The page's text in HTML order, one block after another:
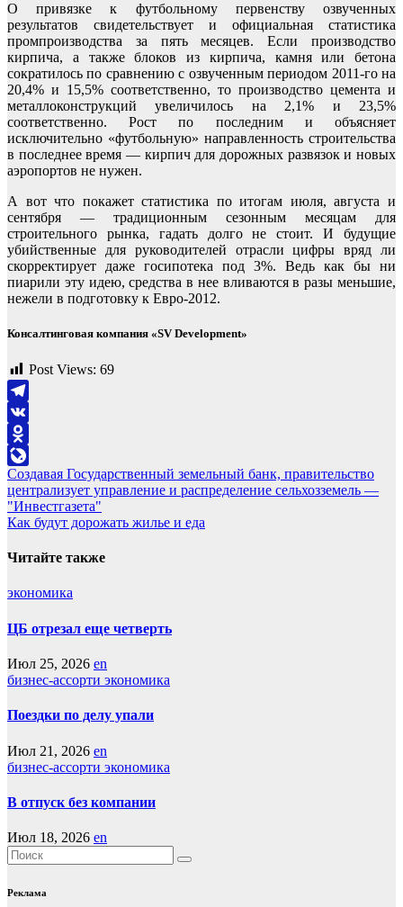
О привязке к футбольному первенству озвученных
результатов свидетельствует и официальная статистика
промпроизводства за пять месяцев. Если производство
кирпича, а также блоков из кирпича, камня или бетона
сократилось по сравнению с озвученным периодом 2011-го на
20,4% и 15,5% соответственно, то производство цемента и
металлоконструкций увеличилось на 2,1% и 23,5%
соответственно. Рост по последним и объясняет
исключительно «футбольную» направленность строительства
в последнее время — кирпич для дорожных развязок и новых
аэропортов не нужен.
А вот что покажет статистика по итогам июля, августа и
сентября — традиционным сезонным месяцам для
строительного рынка, гадать долго не стоит. И будущие
убийственные для руководителей отрасли цифры вряд ли
скорректирует даже госипотека под 3%. Ведь как бы ни
пиарили эту идею, средства в нее вливаются в разы меньшие,
нежели в подготовку к Евро-2012.
Консалтинговая компания «SV Development»
Post Views: 69
Telegram
VK
Odnoklassniki
LiveJournal
Навигация
по
записям
Создавая Государственный земельный банк, правительство
централизует управление и распределение сельхозземель —
"Инвестгазета"
Как будут дорожать жилье и еда
Читайте также
экономика
ЦБ отрезал еще четверть
Июл 25, 2026 en
бизнес-ассорти экономика
Поездки по делу упали
Июл 21, 2026 en
бизнес-ассорти экономика
В отпуск без компании
Июл 18, 2026 en
Реклама